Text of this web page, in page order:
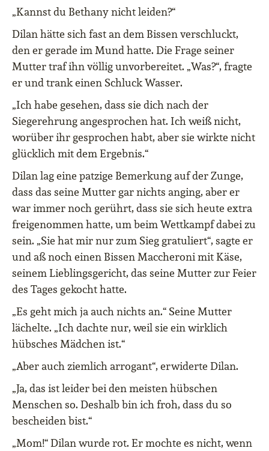
„Kannst du Bethany nicht leiden?“
Dilan hätte sich fast an dem Bissen verschluckt,
den er gerade im Mund hatte. Die Frage seiner
Mutter traf ihn völlig unvorbereitet. „Was?“, fragte
er und trank einen Schluck Wasser.
„Ich habe gesehen, dass sie dich nach der
Siegerehrung angesprochen hat. Ich weiß nicht,
worüber ihr gesprochen habt, aber sie wirkte nicht
glücklich mit dem Ergebnis.“
Dilan lag eine patzige Bemerkung auf der Zunge,
dass das seine Mutter gar nichts anging, aber er
war immer noch gerührt, dass sie sich heute extra
freigenommen hatte, um beim Wettkampf dabei zu
sein. „Sie hat mir nur zum Sieg gratuliert“, sagte er
und aß noch einen Bissen Maccheroni mit Käse,
seinem Lieblingsgericht, das seine Mutter zur Feier
des Tages gekocht hatte.
„Es geht mich ja auch nichts an.“ Seine Mutter
lächelte. „Ich dachte nur, weil sie ein wirklich
hübsches Mädchen ist.“
„Aber auch ziemlich arrogant“, erwiderte Dilan.
„Ja, das ist leider bei den meisten hübschen
Menschen so. Deshalb bin ich froh, dass du so
bescheiden bist.“
„Mom!“ Dilan wurde rot. Er mochte es nicht, wenn